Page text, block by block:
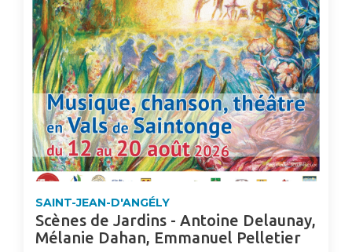
SAINT-JEAN-D'ANGÉLY
Scènes de Jardins - Antoine Delaunay,
Mélanie Dahan, Emmanuel Pelletier